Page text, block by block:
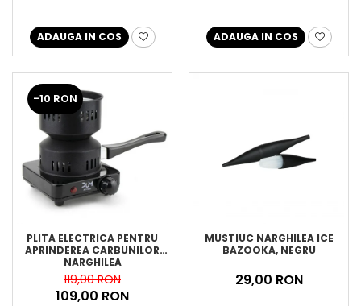
ADAUGA IN COS ADAUGA IN COS
-10 RON
PLITA ELECTRICA PENTRU
APRINDEREA CARBUNILOR
NARGHILEA
119,00 RON
109,00 RON
MUSTIUC NARGHILEA ICE
BAZOOKA, NEGRU
29,00 RON